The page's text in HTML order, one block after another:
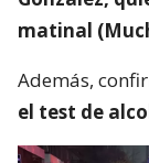
matinal
Además,
el test de